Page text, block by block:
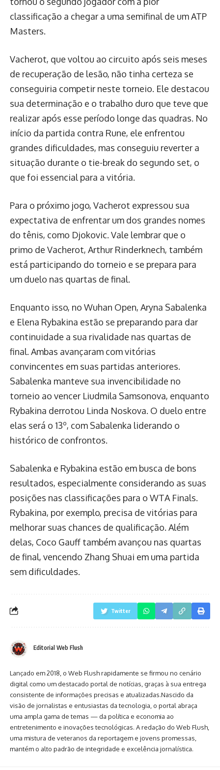
classificação a chegar a uma semifinal de um ATP
Masters.
Vacherot, que voltou ao circuito após seis meses
de recuperação de lesão, não tinha certeza se
conseguiria competir neste torneio. Ele destacou
sua determinação e o trabalho duro que teve que
realizar após esse período longe das quadras. No
início da partida contra Rune, ele enfrentou
grandes dificuldades, mas conseguiu reverter a
situação durante o tie-break do segundo set, o
que foi essencial para a vitória.
Para o próximo jogo, Vacherot expressou sua
expectativa de enfrentar um dos grandes nomes
do tênis, como Djokovic. Vale lembrar que o
primo de Vacherot, Arthur Rinderknech, também
está participando do torneio e se prepara para
um duelo nas quartas de final.
Enquanto isso, no Wuhan Open, Aryna Sabalenka
e Elena Rybakina estão se preparando para dar
continuidade a sua rivalidade nas quartas de
final. Ambas avançaram com vitórias
convincentes em suas partidas anteriores.
Sabalenka manteve sua invencibilidade no
torneio ao vencer Liudmila Samsonova, enquanto
Rybakina derrotou Linda Noskova. O duelo entre
elas será o 13º, com Sabalenka liderando o
histórico de confrontos.
Sabalenka e Rybakina estão em busca de bons
resultados, especialmente considerando as suas
posições nas classificações para o WTA Finals.
Rybakina, por exemplo, precisa de vitórias para
melhorar suas chances de qualificação. Além
delas, Coco Gauff também avançou nas quartas
de final, vencendo Zhang Shuai em uma partida
sem dificuldades.
Twitter
Editorial Web Flush
Lançado em 2018, o Web Flush rapidamente se firmou no cenário
digital como um destacado portal de notícias, graças à sua entrega
consistente de informações precisas e atualizadas.Nascido da
visão de jornalistas e entusiastas da tecnologia, o portal abraça
uma ampla gama de temas — da política e economia ao
entretenimento e inovações tecnológicas. A redação do Web Flush,
uma mistura de veteranos da reportagem e jovens promessas,
mantém o alto padrão de integridade e excelência jornalística.